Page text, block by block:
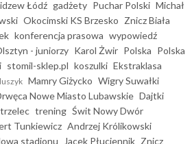
Łódź gadżety Puchar Polski Michał
Okocimski KS Brzesko Znicz Biała
konferencja prasowa wypowiedź
- juniorzy Karol Żwir Polska Polska
stomil-sklep.pl koszulki Ekstraklasa
Mamry Giżycko Wigry Suwałki
Nowe Miasto Lubawskie Dajtki
trening Świt Nowy Dwór
Tunkiewicz Andrzej Królikowski
stadionu Jacek Płuciennik Znicz